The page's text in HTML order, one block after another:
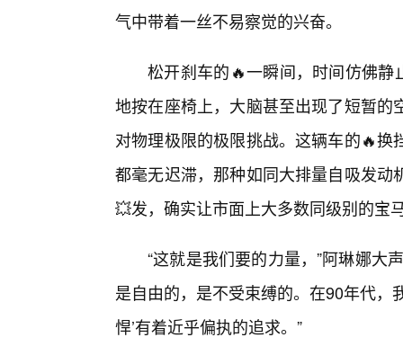
气中带着一丝不易察觉的兴奋。
松开刹车的🔥一瞬间，时间仿佛
地按在座椅上，大脑甚至出现了短暂
对物理极限的极限挑战。这辆车的🔥
都毫无迟滞，那种如同大排量自吸发
💥发，确实让市面上大多数同级别的宝
“这就是我们要的力量，”阿琳娜大
是自由的，是不受束缚的。在90年代，
悍’有着近乎偏执的追求。”